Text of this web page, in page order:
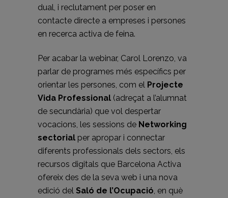
dual, i reclutament per poser en
contacte directe a empreses i persones
en recerca activa de feina.
Per acabar la webinar, Carol Lorenzo, va
parlar de programes més específics per
orientar les persones, com el Projecte
Vida Professional (adreçat a l’alumnat
de secundària) que vol despertar
vocacions, les sessions de Networking
sectorial per apropar i connectar
diferents professionals dels sectors, els
recursos digitals que Barcelona Activa
ofereix des de la seva web i una nova
edició del Saló de l’Ocupació , en què